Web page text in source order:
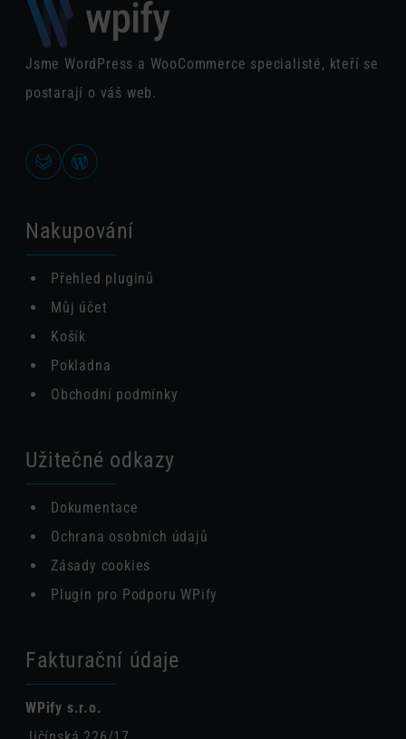
Jsme WordPress a WooCommerce specialisté, kteří se
postarají o váš web.
Nakupování
Přehled pluginů
Můj účet
Košík
Pokladna
Obchodní podmínky
Užitečné odkazy
Dokumentace
Ochrana osobních údajů
Zásady cookies
Plugin pro Podporu WPify
Fakturační údaje
WPify s.r.o.